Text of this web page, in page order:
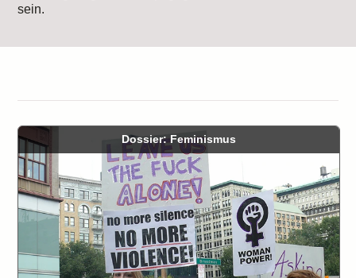
sein.
Dossier: Feminismus